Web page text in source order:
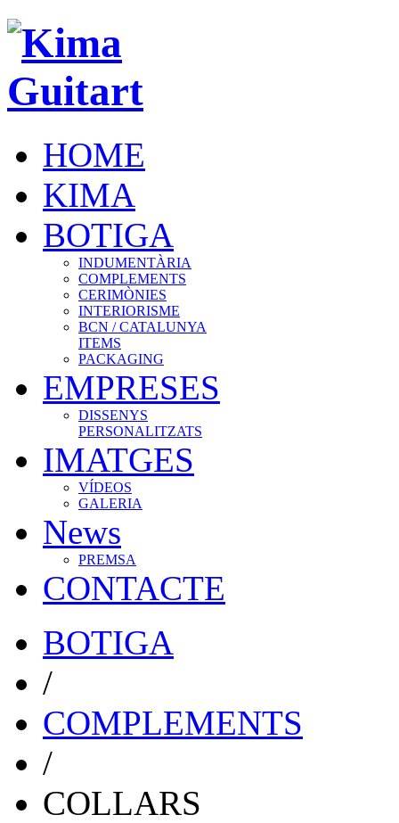
HOME
KIMA
BOTIGA
INDUMENTÀRIA
COMPLEMENTS
CERIMÒNIES
INTERIORISME
BCN / CATALUNYA
ITEMS
PACKAGING
EMPRESES
DISSENYS
PERSONALITZATS
IMATGES
VÍDEOS
GALERIA
News
PREMSA
CONTACTE
BOTIGA
/
COMPLEMENTS
/
COLLARS